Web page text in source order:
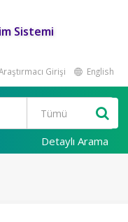
Sistemi
Girişi English
Detaylı Arama